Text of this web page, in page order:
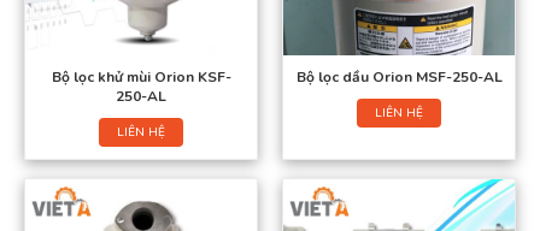
Bộ lọc khử mùi Orion KSF-
250-AL
LIÊN HỆ
Bộ lọc dầu Orion MSF-250-AL
LIÊN HỆ